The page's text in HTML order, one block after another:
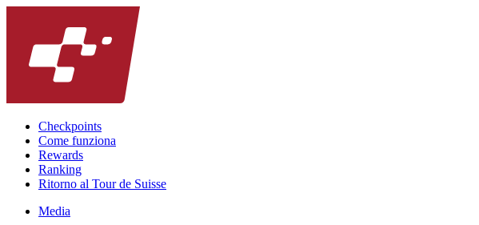
Checkpoints
Come funziona
Rewards
Ranking
Ritorno al Tour de Suisse
Media